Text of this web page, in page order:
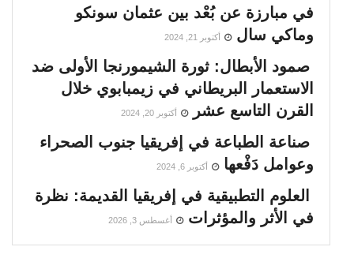
في مبارزة عن بُعْد بين عثمان سونكو
وماكي سال
أكتوبر 21, 2024
صمود الأبطال: ثورة الشيمورنجا الأولى ضد
الاستعمار البريطاني في زيمبابوي خلال
القرن التاسع عشر
أكتوبر 20, 2024
صناعة الطباعة في إفريقيا جنوب الصحراء
وعوامل دَفْعها
أكتوبر 6, 2024
العلوم التطبيقية في إفريقيا القديمة: نظرة
في الأثر والمؤثرات
أغسطس 3, 2026